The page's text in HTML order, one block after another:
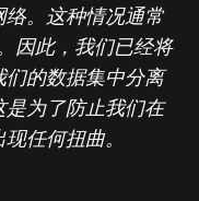
。这种情况通常
因此，我们已经将
的数据集中分离
为了防止我们在
任何扭曲。